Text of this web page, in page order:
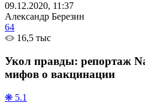
09.12.2020, 11:37
Александр Березин
64
16,5 тыс
Укол правды: репортаж
мифов о вакцинации
❋ 5.1